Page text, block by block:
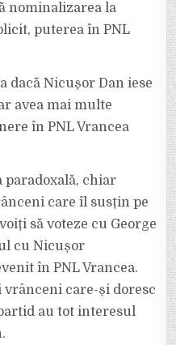
nominalizarea la
puterea în PNL
dacă Nicușor Dan iese
avea mai multe
în PNL Vrancea
paradoxală, chiar
care îl susțin pe
să voteze cu George
cu Nicușor
în PNL Vrancea.
care-și doresc
au tot interesul